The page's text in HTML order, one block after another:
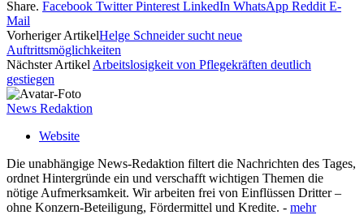
Share. Facebook Twitter Pinterest LinkedIn WhatsApp Reddit E-
Mail
Vorheriger ArtikelHelge Schneider sucht neue
Auftrittsmöglichkeiten
Nächster Artikel Arbeitslosigkeit von Pflegekräften deutlich
gestiegen
News Redaktion
Website
Die unabhängige News-Redaktion filtert die Nachrichten des Tages,
ordnet Hintergründe ein und verschafft wichtigen Themen die
nötige Aufmerksamkeit. Wir arbeiten frei von Einflüssen Dritter –
ohne Konzern-Beteiligung, Fördermittel und Kredite. - mehr